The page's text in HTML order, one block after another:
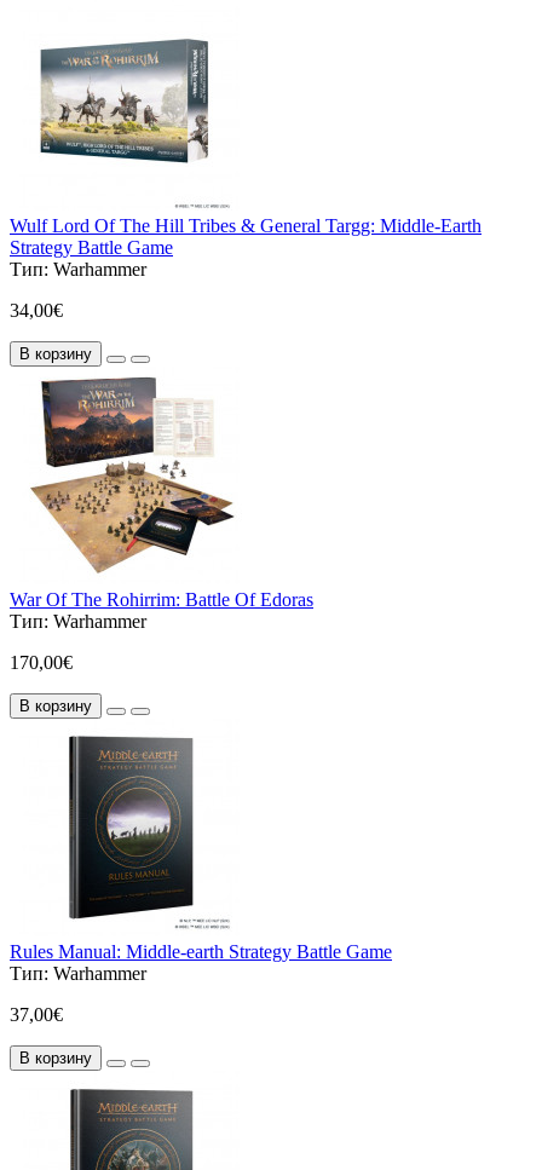
Wulf Lord Of The Hill Tribes & General Targg: Middle-Earth
Strategy Battle Game
Тип: Warhammer
34,00€
В корзину
War Of The Rohirrim: Battle Of Edoras
Тип: Warhammer
170,00€
В корзину
Rules Manual: Middle-earth Strategy Battle Game
Тип: Warhammer
37,00€
В корзину